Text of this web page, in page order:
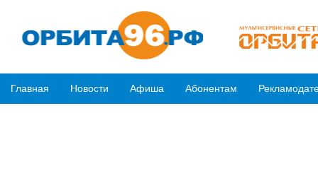
Главная Новости Афиша Абонентам